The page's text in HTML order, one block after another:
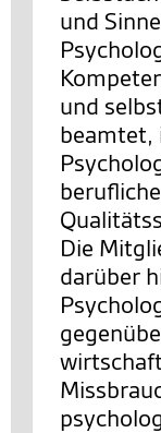
und
und
beamtet,
Die
darüber